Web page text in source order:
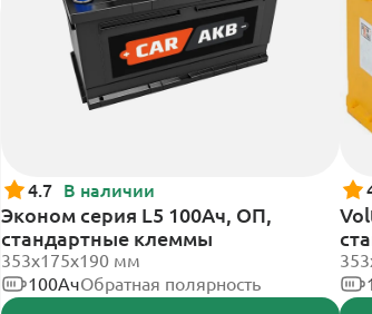
4.7 В наличии
Эконом серия L5 100Ач, ОП,
стандартные клеммы
353х175х190 мм
100АчОбратная полярность